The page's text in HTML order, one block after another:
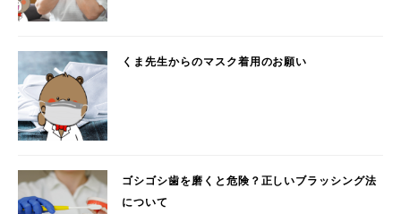
くま先生からのマスク着用のお願い
ゴシゴシ歯を磨くと危険？正しいブラッシング法
について